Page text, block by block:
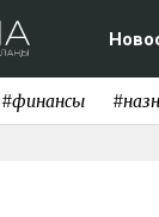
#финансы